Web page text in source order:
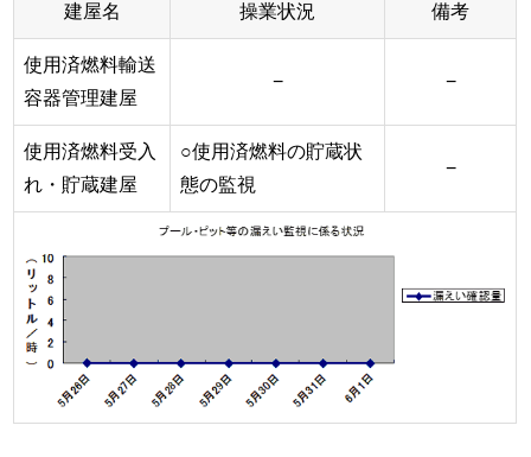
建屋名 操業状況 備考
使用済燃料輸送
容器管理建屋
− −
使用済燃料受入
れ・貯蔵建屋
○使用済燃料の貯蔵状
態の監視
−